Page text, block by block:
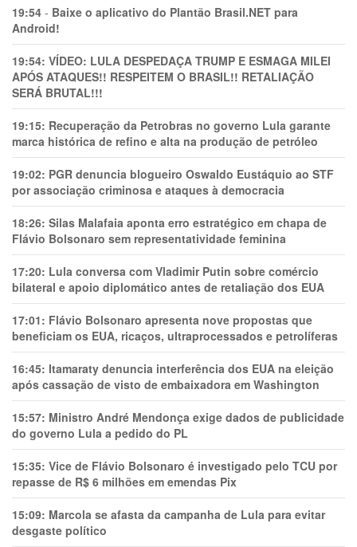
19:54 - Baixe o aplicativo do Plantão Brasil.NET para
Android!
19:54: VÍDEO: LULA DESPEDAÇA TRUMP E ESMAGA MILEI
APÓS ATAQUES!! RESPEITEM O BRASIL!! RETALIAÇÃO
SERÁ BRUTAL!!!
19:15: Recuperação da Petrobras no governo Lula garante
marca histórica de refino e alta na produção de petróleo
19:02: PGR denuncia blogueiro Oswaldo Eustáquio ao STF
por associação criminosa e ataques à democracia
18:26: Silas Malafaia aponta erro estratégico em chapa de
Flávio Bolsonaro sem representatividade feminina
17:20: Lula conversa com Vladimir Putin sobre comércio
bilateral e apoio diplomático antes de retaliação dos EUA
17:01: Flávio Bolsonaro apresenta nove propostas que
beneficiam os EUA, ricaços, ultraprocessados e petrolíferas
16:45: Itamaraty denuncia interferência dos EUA na eleição
após cassação de visto de embaixadora em Washington
15:57: Ministro André Mendonça exige dados de publicidade
do governo Lula a pedido do PL
15:35: Vice de Flávio Bolsonaro é investigado pelo TCU por
repasse de R$ 6 milhões em emendas Pix
15:09: Marcola se afasta da campanha de Lula para evitar
desgaste político